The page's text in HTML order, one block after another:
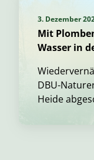
3. Dezember
Mit
Wasser in
DBU-
Heide